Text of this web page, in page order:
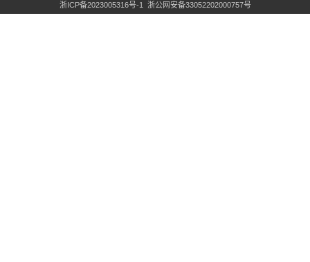
浙ICP备2023005316号-1
浙公网安备33052202000757号